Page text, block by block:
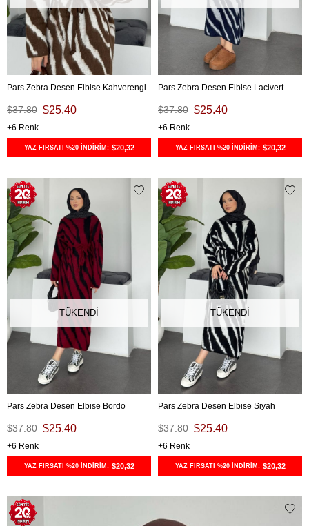
Pars Zebra Desen Elbise Kahverengi
$25.40
$37.80
6
YAZ FIRSATI %20 İNDİRİM: $20,32
Pars Zebra Desen Elbise Lacivert
$25.40
$37.80
6
YAZ FIRSATI %20 İNDİRİM: $20,32
TÜKENDI
Pars Zebra Desen Elbise Bordo
$25.40
$37.80
6
YAZ FIRSATI %20 İNDİRİM: $20,32
TÜKENDI
Pars Zebra Desen Elbise Siyah
$25.40
$37.80
6
YAZ FIRSATI %20 İNDİRİM: $20,32